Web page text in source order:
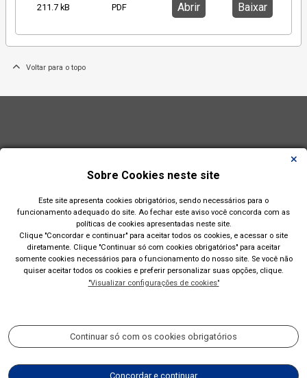
211.7 kB PDF Abrir Baixar
Voltar para o topo
Sobre Cookies neste site
Este site apresenta cookies obrigatórios, sendo necessários para o
funcionamento adequado do site. Ao fechar este aviso você concorda com as
políticas de cookies apresentadas neste site.
Clique "Concordar e continuar" para aceitar todos os cookies, e acessar o site
diretamente. Clique "Continuar só com cookies obrigatórios" para aceitar
somente cookies necessários para o funcionamento do nosso site. Se você não
quiser aceitar todos os cookies e preferir personalizar suas opções, clique.
"Visualizar configurações de cookies"
Continuar só com os cookies obrigatórios
Concordar e continuar
Prefeitura Municipal de Esteio(RS)
Acompanhe nossas redes sociais: